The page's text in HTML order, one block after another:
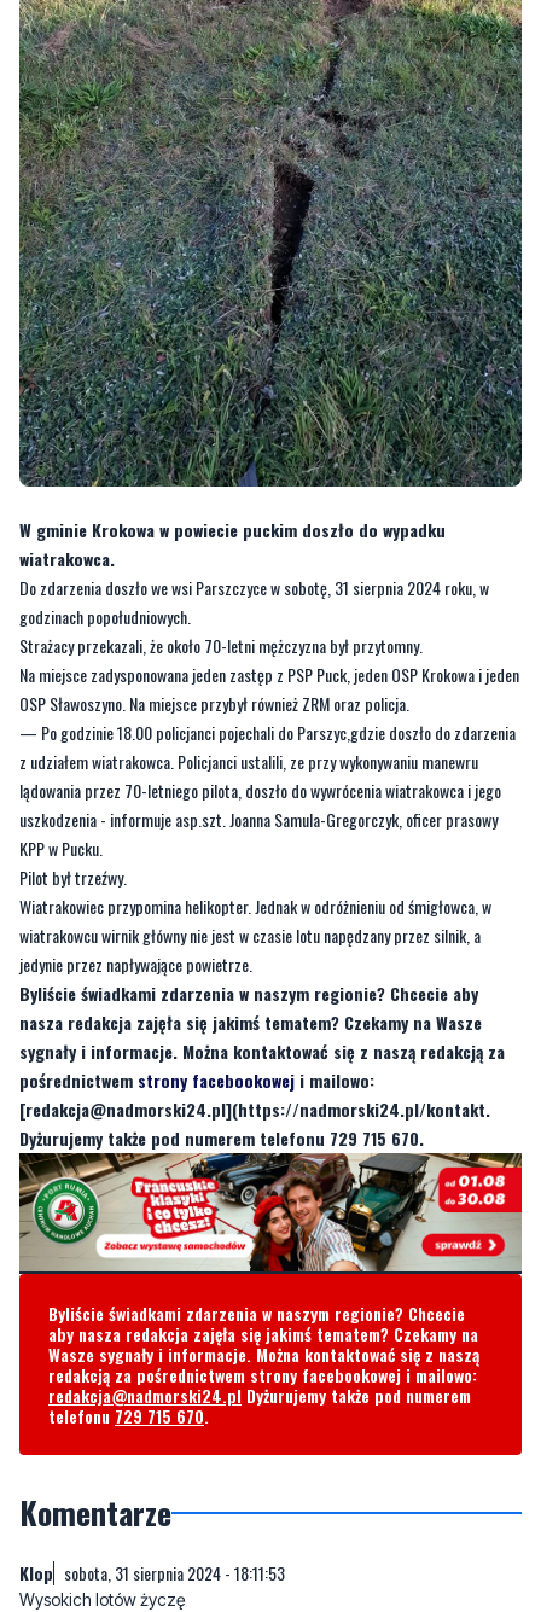
W gminie Krokowa w powiecie puckim doszło do wypadku
wiatrakowca.
godzinach popołudniowych.
Strażacy przekazali, że około 70-letni mężczyzna był przytomny.
Na miejsce zadysponowana jeden zastęp z PSP Puck, jeden OSP Krokowa i jeden
OSP Sławoszyno. Na miejsce przybył również ZRM oraz policja.
— Po godzinie 18.00 policjanci pojechali do Parszyc,gdzie doszło do zdarzenia
z udziałem wiatrakowca. Policjanci ustalili, ze przy wykonywaniu manewru
lądowania przez 70-letniego pilota, doszło do wywrócenia wiatrakowca i jego
uszkodzenia - informuje asp.szt. Joanna Samula-Gregorczyk, oficer prasowy
KPP w Pucku.
Pilot był trzeźwy.
Wiatrakowiec przypomina helikopter. Jednak w odróżnieniu od śmigłowca, w
wiatrakowcu wirnik główny nie jest w czasie lotu napędzany przez silnik, a
jedynie przez napływające powietrze.
Byliście świadkami zdarzenia w naszym regionie? Chcecie aby
nasza redakcja zajęła się jakimś tematem? Czekamy na Wasze
sygnały i informacje. Można kontaktować się z naszą redakcją za
pośrednictwemstrony facebookoweji mailowo:
[redakcja@nadmorski24.pl](https://nadmorski24.pl/kontakt.
Dyżurujemy także pod numerem telefonu 729 715 670.
Byliście świadkami zdarzenia w naszym regionie? Chcecie
aby nasza redakcja zajęła się jakimś tematem? Czekamy na
Wasze sygnały i informacje. Można kontaktować się z naszą
redakcja@nadmorski24.plDyżurujemy także pod numerem
telefonu729 715 670.
Komentarze
Wysokich lotów życzę
Tymczasem sobota, 31 sierpnia 2024 - 18:28:10